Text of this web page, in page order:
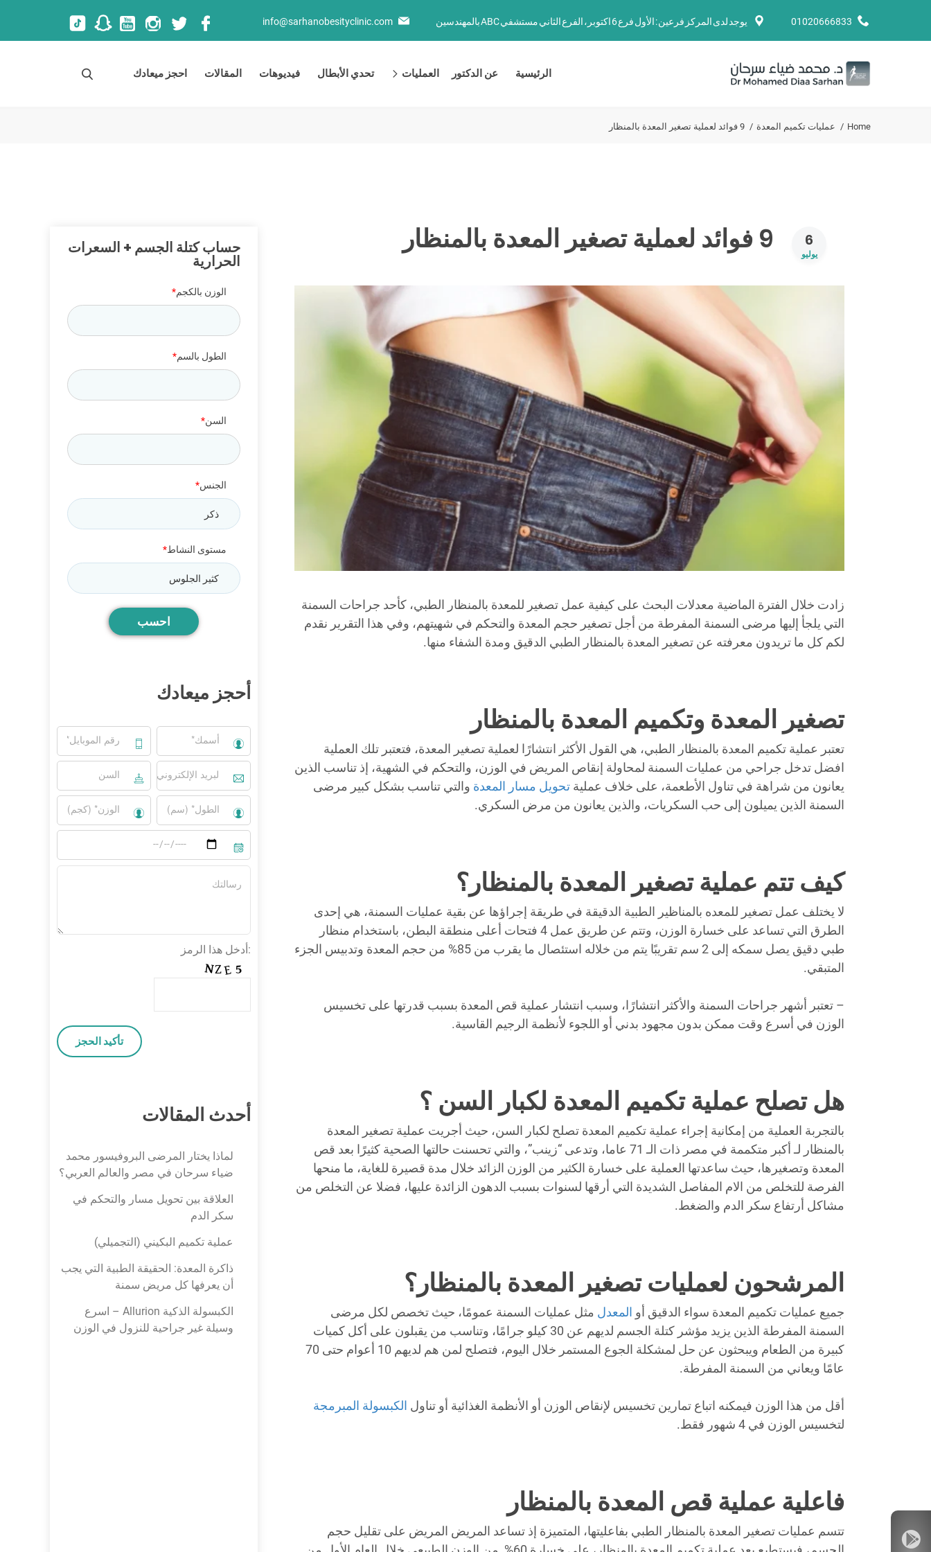
01020666833 يوجد لدى المركز فرعين : الأول فرع 6 اكتوبر، الفرع الثاني مستشفي ABC بالمهندسين info@sarhanobesityclinic.com
الرئيسية عن الدكتور العمليات تحدي الأبطال فيديوهات المقالات احجز ميعادك
Home عمليات تكميم المعدة 9 فوائد لعملية تصغير المعدة بالمنظار
6
يوليو 9 فوائد لعملية تصغير المعدة بالمنظار
زادت خلال الفترة الماضية معدلات البحث على كيفية عمل تصغير للمعدة بالمنظار الطبي، كأحد جراحات السمنة
التي يلجأ إليها مرضى السمنة المفرطة من أجل تصغير حجم المعدة والتحكم في شهيتهم، وفي هذا التقرير نقدم
لكم كل ما تريدون معرفته عن تصغير المعدة بالمنظار الطبي الدقيق ومدة الشفاء منها.
تصغير المعدة وتكميم المعدة بالمنظار
تعتبر عملية تكميم المعدة بالمنظار الطبي، هي القول الأكثر انتشارًا لعملية تصغير المعدة، فتعتبر تلك العملية
افضل تدخل جراحي من عمليات السمنة لمحاولة إنقاص المريض في الوزن، والتحكم في الشهية، إذ تناسب الذين
يعانون من شراهة في تناول الأطعمة، على خلاف عملية تحويل مسار المعدة والتي تناسب بشكل كبير مرضى
السمنة الذين يميلون إلى حب السكريات، والذين يعانون من مرض السكري.
كيف تتم عملية تصغير المعدة بالمنظار؟
لا يختلف عمل تصغير للمعده بالمناظير الطبية الدقيقة في طريقة إجراؤها عن بقية عمليات السمنة، هي إحدى
الطرق التي تساعد على خسارة الوزن، وتتم عن طريق عمل 4 فتحات أعلى منطقة البطن، باستخدام منظار
طبي دقيق يصل سمكه إلى 2 سم تقريبًا يتم من خلاله استئصال ما يقرب من 85% من حجم المعدة وتدبيس الجزء
المتبقي.
– تعتبر أشهر جراحات السمنة والأكثر انتشارًا، وسبب انتشار عملية قص المعدة بسبب قدرتها على تخسيس
الوزن في أسرع وقت ممكن بدون مجهود بدني أو اللجوء لأنظمة الرجيم القاسية.
هل تصلح عملية تكميم المعدة لكبار السن ؟
بالتجربة العملية من إمكانية إجراء عملية تكميم المعدة تصلح لكبار السن، حيث أجريت عملية تصغير المعدة
بالمنظار لـ أكبر متكممة في مصر ذات الـ 71 عاما، وتدعى “زينب”، والتي تحسنت حالتها الصحية كثيرًا بعد قص
المعدة وتصغيرها، حيث ساعدتها العملية على خسارة الكثير من الوزن الزائد خلال مدة قصيرة للغاية، ما منحها
الفرصة للتخلص من الام المفاصل الشديدة التي أرقها لسنوات بسبب الدهون الزائدة عليها، فضلا عن التخلص من
مشاكل أرتفاع سكر الدم والضغط.
المرشحون لعمليات تصغير المعدة بالمنظار؟
جميع عمليات تكميم المعدة سواء الدقيق أو المعدل مثل عمليات السمنة عمومًا، حيث تخصص لكل مرضى
السمنة المفرطة الذين يزيد مؤشر كتلة الجسم لديهم عن 30 كيلو جرامًا، وتناسب من يقبلون على أكل كميات
كبيرة من الطعام ويبحثون عن حل لمشكلة الجوع المستمر خلال اليوم، فتصلح لمن هم لديهم 10 أعوام حتى 70
عامًا ويعاني من السمنة المفرطة.
أقل من هذا الوزن فيمكنه اتباع تمارين تخسيس لإنقاص الوزن أو الأنظمة الغذائية أو تناول الكبسولة المبرمجة
لتخسيس الوزن في 4 شهور فقط.
فاعلية عملية قص المعدة بالمنظار
تتسم عمليات تصغير المعدة بالمنظار الطبي بفاعليتها، المتميزة إذ تساعد المريض المريض على تقليل حجم
حساب كتلة الجسم + السعرات
الحرارية
الوزن بالكجم
الطول بالسم
السن
الجنس
مستوى النشاط
احسب
أحجز ميعادك
:أدخل هذا الرمز
أحدث المقالات
لماذا يختار المرضى البروفيسور محمد
ضياء سرحان في مصر والعالم العربي؟
العلاقة بين تحويل مسار والتحكم في
سكر الدم
عملية تكميم البكيني (التجميلي)
ذاكرة المعدة: الحقيقة الطبية التي يجب
أن يعرفها كل مريض سمنة
الكبسولة الذكية Allurion – اسرع
وسيلة غير جراحية للنزول في الوزن